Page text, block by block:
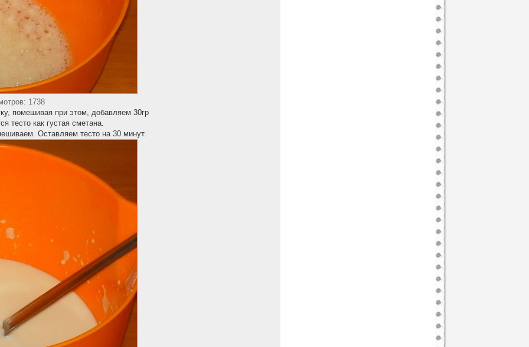
1738
помешивая при этом, добавляем 30гр
тесто как густая сметана.
Оставляем тесто на 30 минут.